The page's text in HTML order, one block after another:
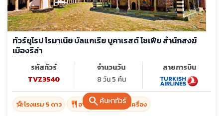
searchค้นหาทัวร์
ทัวร์ยุโรป โรมาเนีย บัลแกเรีย บูคาเรสต์ โซเฟีย สำนักสงฆ์
เมืองรีล่า
รหัสทัวร์
TVZ3540
จำนวนวัน
8 วัน 5 คืน
สายการบิน
hotel_classโรงแรม 5 ดาว restaurant อาหาร 16 มื้อ + บนเครื่อง